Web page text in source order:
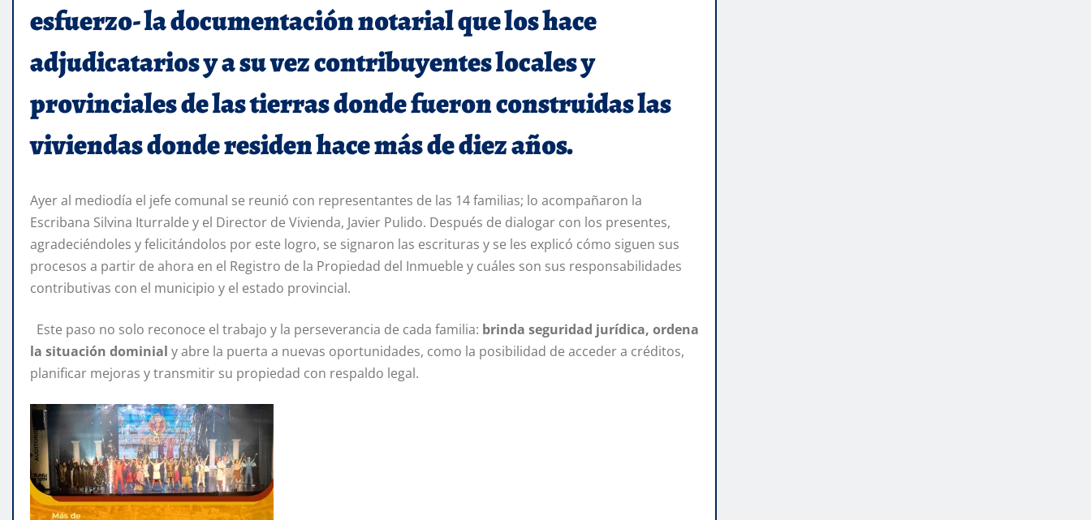
esfuerzo- la documentación notarial que los hace
adjudicatarios y a su vez contribuyentes locales y
provinciales de las tierras donde fueron construidas las
viviendas donde residen hace más de diez años.
Ayer al mediodía el jefe comunal se reunió con representantes de las 14 familias; lo acompañaron la
Escribana Silvina Iturralde y el Director de Vivienda, Javier Pulido. Después de dialogar con los presentes,
agradeciéndoles y felicitándolos por este logro, se signaron las escrituras y se les explicó cómo siguen sus
procesos a partir de ahora en el Registro de la Propiedad del Inmueble y cuáles son sus responsabilidades
contributivas con el municipio y el estado provincial.
Este paso no solo reconoce el trabajo y la perseverancia de cada familia: brinda seguridad jurídica, ordena
la situación dominial y abre la puerta a nuevas oportunidades, como la posibilidad de acceder a créditos,
planificar mejoras y transmitir su propiedad con respaldo legal.